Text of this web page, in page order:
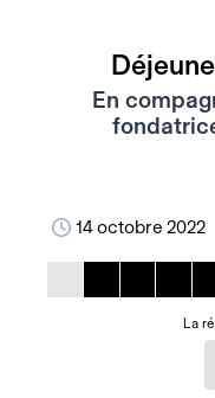
En
14 octobre 2022
La